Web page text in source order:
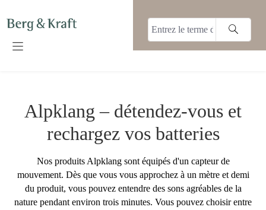
Alpklang – détendez-vous et
rechargez vos batteries
Nos produits Alpklang sont équipés d'un capteur de
mouvement. Dès que vous vous approchez à un mètre et demi
du produit, vous pouvez entendre des sons agréables de la
nature pendant environ trois minutes. Vous pouvez choisir entre